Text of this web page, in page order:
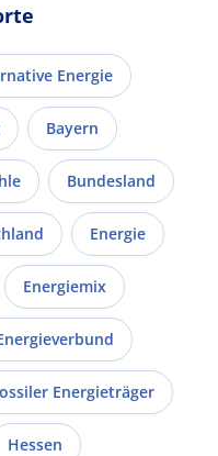
Energie
Bayern
Bundesland
Energie
Energiemix
Energieträger
Hessen